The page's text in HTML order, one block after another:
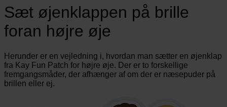
Sæt øjenklappen på brille
foran højre øje
Herunder er en vejledning i, hvordan man sætter en øjenklap
fra Kay Fun Patch for højre øje. Der er to forskellige
fremgangsmåder, der afhænger af om der er næsepuder på
brillen eller ej.